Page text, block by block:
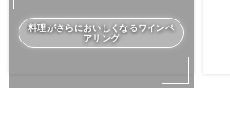
料理がさらにおいしくなるワインペ
アリング